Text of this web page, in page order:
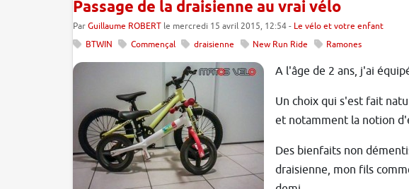
Passage de la draisienne au vrai vélo
Par Guillaume ROBERT le mercredi 15 avril 2015, 12:54 - Le vélo et votre enfant
BTWIN
Commençal draisienne New Run Ride Ramones
A l'âge de 2 ans, j'ai
Un choix qui s'est fait
et notamment la notion
Des bienfaits non
draisienne, mon fils